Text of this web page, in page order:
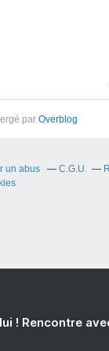
par Overblog
un abus C.G.U.
! Rencontre